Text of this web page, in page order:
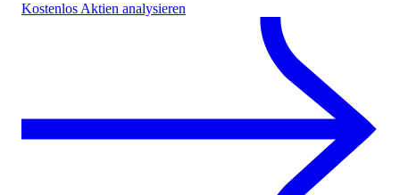
Kostenlos Aktien analysieren